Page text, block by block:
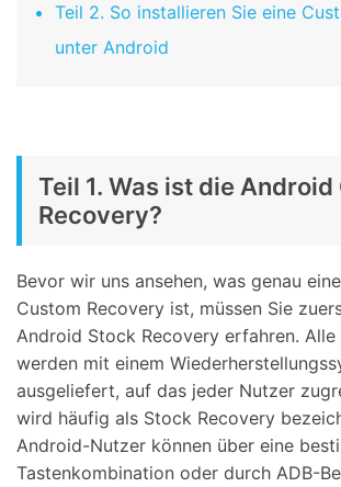
Teil 2. So installieren Sie eine
unter Android
Teil 1. Was ist die Android
Recovery?
Bevor wir uns ansehen, was genau
Custom Recovery ist, müssen Sie
Android Stock Recovery erfahren.
werden mit einem
ausgeliefert, auf das jeder Nutzer
wird häufig als Stock Recovery
Android-Nutzer können über eine
Tastenkombination oder durch ADB-